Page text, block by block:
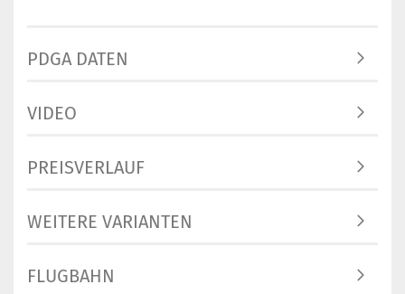
PDGA DATEN
VIDEO
PREISVERLAUF
WEITERE VARIANTEN
FLUGBAHN